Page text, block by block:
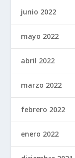
junio 2022
mayo 2022
abril 2022
marzo 2022
febrero 2022
enero 2022